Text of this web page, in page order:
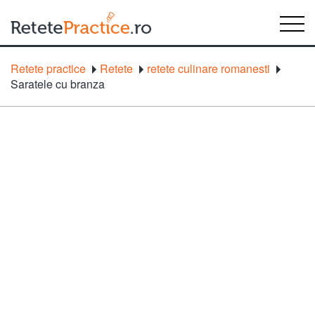
Retete practice Retete
retete culinare romanesti
Saratele cu branza